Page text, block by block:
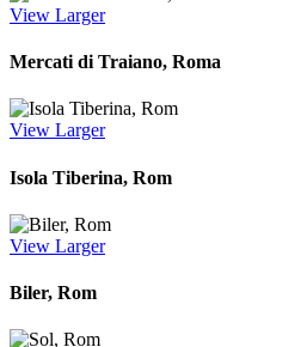
View Larger
Mercati di Traiano, Roma
View Larger
Isola Tiberina, Rom
View Larger
Biler, Rom